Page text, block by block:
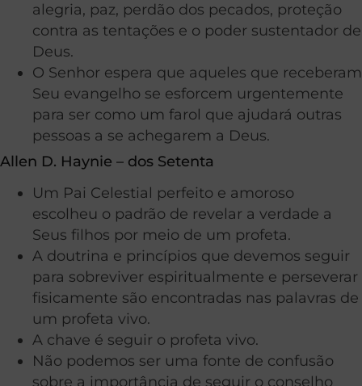
alegria, paz, perdão dos pecados, proteção
contra as tentações e o poder sustentador de
Deus.
O Senhor espera que aqueles que receberam
Seu evangelho se esforcem urgentemente
para ser como um farol que ajudará outras
pessoas a se achegarem a Deus.
Allen D. Haynie – dos Setenta
Um Pai Celestial perfeito e amoroso
escolheu o padrão de revelar a verdade a
Seus filhos por meio de um profeta.
A doutrina e princípios que devemos seguir
para sobreviver espiritualmente e perseverar
fisicamente são encontradas nas palavras de
um profeta vivo.
A chave é seguir o profeta vivo.
Não podemos ser uma fonte de confusão
sobre a importância de seguir o conselho